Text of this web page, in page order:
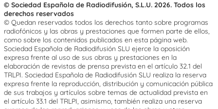
© Sociedad Española de Radiodifusión, S.L.U. 2026. Todos los
derechos reservados
© Quedan reservados todos los derechos tanto sobre programas
radiofónicos y las obras y prestaciones que formen parte de ellos,
como sobre los contenidos publicados en esta página web.
Sociedad Española de Radiodifusión SLU ejerce la oposición
expresa frente al uso de sus obras y prestaciones en la
elaboración de revistas de prensa prevista en el artículo 32.1 del
TRLPI. Sociedad Española de Radiodifusión SLU realiza la reserva
expresa frente la reproducción, distribución y comunicación pública
de sus trabajos y artículos sobre temas de actualidad prevista en
el artículo 33.1 del TRLPI, asimismo, también realiza una reserva